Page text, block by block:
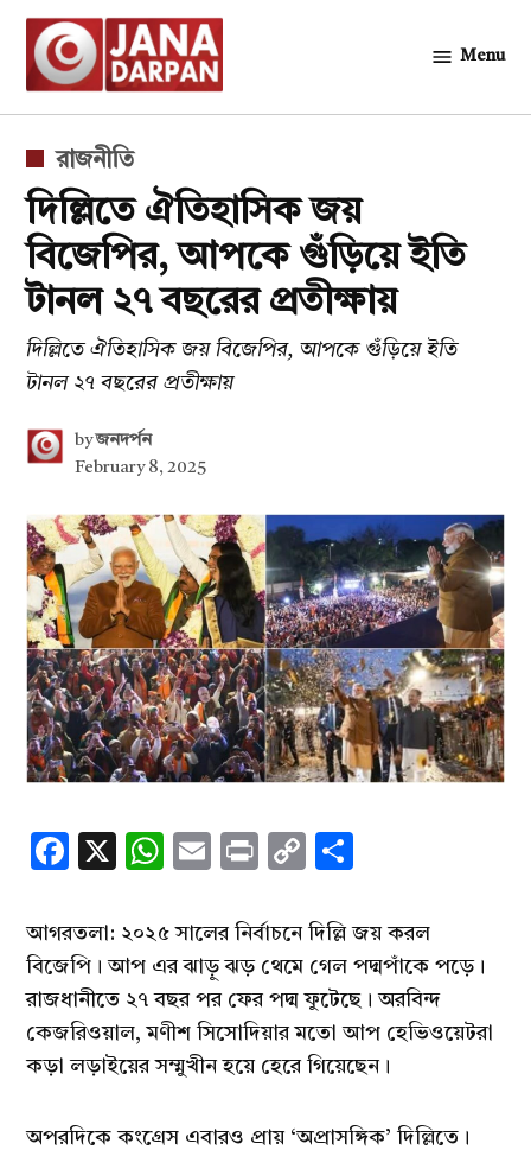
Skip
content
Menu
POSTED
IN
রাজনীতি
দিল্লিতে ঐতিহাসিক জয়
বিজেপির, আপকে গুঁড়িয়ে ইতি
টানল ২৭ বছরের প্রতীক্ষায়
দিল্লিতে ঐতিহাসিক জয় বিজেপির, আপকে গুঁড়িয়ে ইতি
টানল ২৭ বছরের প্রতীক্ষায়
by জনদর্পন
February 8, 2025
Facebook
X WhatsApp
EmailPrintCopy
আগরতলা: ২০২৫ সালের নির্বাচনে দিল্লি জয় করল
বিজেপি। আপ এর ঝাড়ু ঝড় থেমে গেল পদ্মপাঁকে পড়ে।
রাজধানীতে ২৭ বছর পর ফের পদ্ম ফুটেছে। অরবিন্দ
কেজরিওয়াল, মণীশ সিসোদিয়ার মতো আপ হেভিওয়েটরা
কড়া লড়াইয়ের সম্মুখীন হয়ে হেরে গিয়েছেন।
অপরদিকে কংগ্রেস এবারও প্রায় ‘অপ্রাসঙ্গিক’ দিল্লিতে।